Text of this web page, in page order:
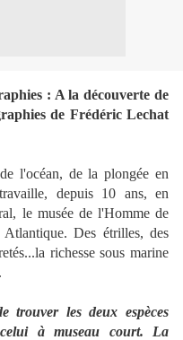
: A la découverte de
de Frédéric Lechat
l'océan, de la plongée en
depuis 10 ans, en
le musée de l'Homme de
Des étrilles, des
richesse sous marine
trouver les deux espèces
à museau court. La